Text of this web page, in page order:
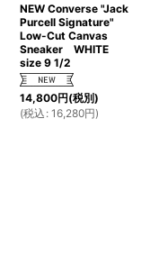
NEW Converse "Jack
Purcell Signature"
Low-Cut Canvas
Sneaker WHITE
size 9 1/2
14,800円(税別)
(税込 : 16,280円)